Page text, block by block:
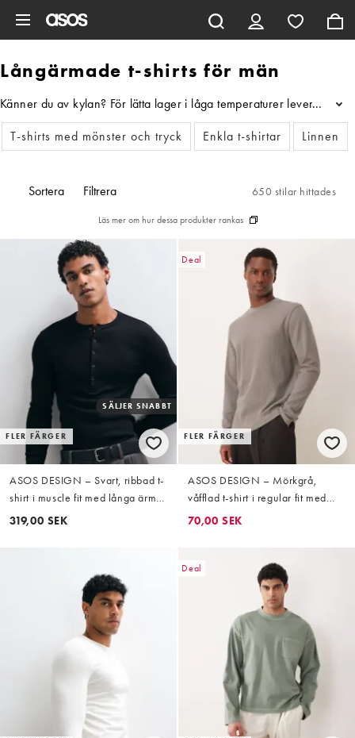
Långärmade t-shirts för män
Känner du av kylan? För lätta lager i låga temperaturer levererar
...
T-shirts med mönster och tryck
Enkla t-shirtar Linnen
Sortera Filtrera 650 stilar hittades
Läs mer om hur dessa produkter rankas
FLER FÄRGER
SÄLJER SNABBT
ASOS DESIGN – Svart, ribbad t-
shirt i muscle fit med långa ärmar
och henleykrage
319,00 SEK
Deal
FLER FÄRGER
ASOS DESIGN – Mörkgrå,
våfflad t-shirt i regular fit med
långa ärmar
70,00 SEK
Deal